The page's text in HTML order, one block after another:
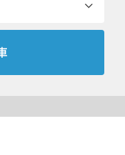
高技術及設計能量的產
日本人感性的時尚面。